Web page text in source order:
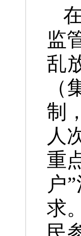
监
乱
制
人
重
户
求